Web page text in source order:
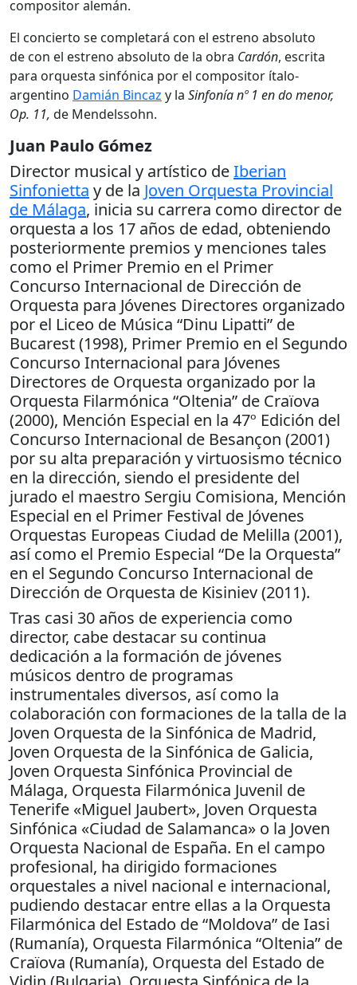
compositor alemán.
El concierto se completará con el estreno absoluto
de con el estreno absoluto de la obra Cardón, escrita
para orquesta sinfónica por el compositor ítalo-
argentino Damián Bincaz y la Sinfonía nº 1 en do menor,
Op. 11, de Mendelssohn.
Juan Paulo Gómez
Director musical y artístico deIberian
Sinfonietta y de la Joven Orquesta Provincial
de Málaga, inicia su carrera como director de
orquesta a los 17 años de edad, obteniendo
posteriormente premios y menciones tales
como el Primer Premio en el Primer
Concurso Internacional de Dirección de
Orquesta para Jóvenes Directores organizado
por el Liceo de Música “Dinu Lipatti” de
Bucarest (1998), Primer Premio en el Segundo
Concurso Internacional para Jóvenes
Directores de Orquesta organizado por la
Orquesta Filarmónica “Oltenia” de Craïova
(2000), Mención Especial en la 47º Edición del
Concurso Internacional de Besançon (2001)
por su alta preparación y virtuosismo técnico
en la dirección, siendo el presidente del
jurado el maestro Sergiu Comisiona, Mención
Especial en el Primer Festival de Jóvenes
Orquestas Europeas Ciudad de Melilla (2001),
así como el Premio Especial “De la Orquesta”
en el Segundo Concurso Internacional de
Dirección de Orquesta de Kisiniev (2011).
Tras casi 30 años de experiencia como
director, cabe destacar su continua
dedicación a la formación de jóvenes
músicos dentro de programas
instrumentales diversos, así como la
colaboración con formaciones de la talla de la
Joven Orquesta de la Sinfónica de Madrid,
Joven Orquesta de la Sinfónica de Galicia,
Joven Orquesta Sinfónica Provincial de
Málaga, Orquesta Filarmónica Juvenil de
Tenerife «Miguel Jaubert», Joven Orquesta
Sinfónica «Ciudad de Salamanca» o la Joven
Orquesta Nacional de España. En el campo
profesional, ha dirigido formaciones
orquestales a nivel nacional e internacional,
pudiendo destacar entre ellas a la Orquesta
Filarmónica del Estado de “Moldova” de Iasi
(Rumanía), Orquesta Filarmónica “Oltenia” de
Craïova (Rumanía), Orquesta del Estado de